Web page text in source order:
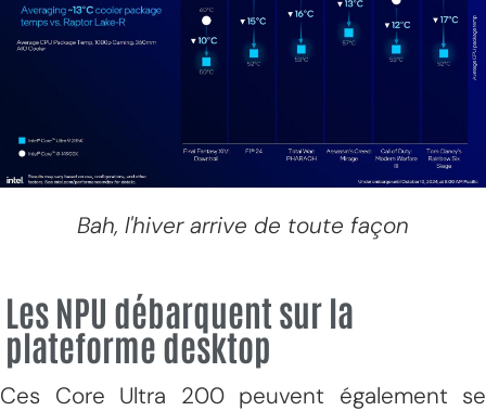
Bah, l'hiver arrive de toute façon
Les NPU débarquent sur la
plateforme desktop
Ces Core Ultra 200 peuvent également se